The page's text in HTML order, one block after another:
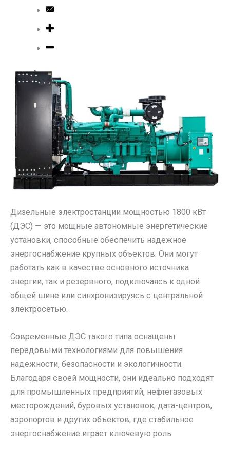
Дизельные электростанции мощностью 1800 кВт
(ДЭС) — это мощные автономные энергетические
установки, способные обеспечить надежное
энергоснабжение крупных объектов. Они могут
работать как в качестве основного источника
энергии, так и резервного, подключаясь к одной
общей шине или синхронизируясь с центральной
электросетью.
Современные ДЭС такого типа оснащены
передовыми технологиями для повышения
надежности, безопасности и экологичности.
Благодаря своей мощности, они идеально подходят
для промышленных предприятий, нефтегазовых
месторождений, буровых установок, дата-центров,
аэропортов и других объектов, где стабильное
энергоснабжение играет ключевую роль.